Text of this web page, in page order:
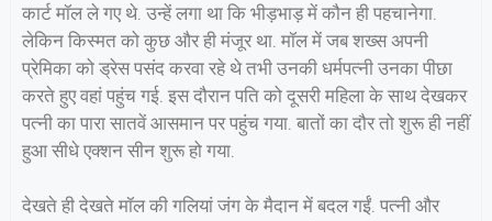
कार्ट मॉल ले गए थे. उन्हें लगा था कि भीड़भाड़ में कौन ही पहचानेगा.
लेकिन किस्मत को कुछ और ही मंजूर था. मॉल में जब शख्स अपनी
प्रेमिका को ड्रेस पसंद करवा रहे थे तभी उनकी धर्मपत्नी उनका पीछा
करते हुए वहां पहुंच गई. इस दौरान पति को दूसरी महिला के साथ देखकर
पत्नी का पारा सातवें आसमान पर पहुंच गया. बातों का दौर तो शुरू ही नहीं
हुआ सीधे एक्शन सीन शुरू हो गया.
देखते ही देखते मॉल की गलियां जंग के मैदान में बदल गईं. पत्नी और